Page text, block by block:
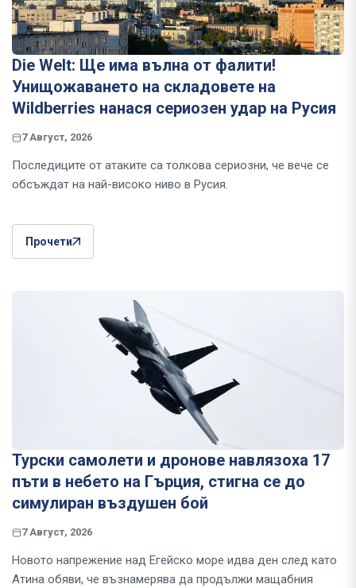
Die Welt: Ще има вълна от фалити!
Унищожаването на складовете на
Wildberries нанася сериозен удар на Русия
7 Август, 2026
Последиците от атаките са толкова сериозни, че вече се
обсъждат на най-високо ниво в Русия.
Прочети
Турски самолети и дронове навлязоха 17
пъти в небето на Гърция, стигна се до
симулиран въздушен бой
7 Август, 2026
Новото напрежение над Егейско море идва ден след като
Атина обяви, че възнамерява да продължи мащабния